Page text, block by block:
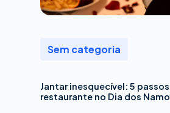
Sem categoria
Jantar inesquecível: 5
restaurante no Dia dos